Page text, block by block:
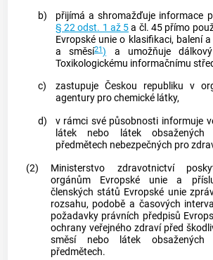
b)
přijímá a shromažďuje informace
§ 22 odst. 1 až 5a čl. 45 přímo
Evropské unie o klasifikaci, balení
a směsí21) a umožňuje
Toxikologickému informačnímu
c)
zastupuje Českou republiku v
agentury pro chemické látky,
d)
v rámci své působnosti informuje
látek nebo látek
předmětech nebezpečných pro
(2)
Ministerstvo zdravotnictví
orgánům Evropské unie a
členských států Evropské unie
rozsahu, podobě a časových
požadavky právních předpisů
ochrany veřejného zdraví před
směsí nebo látek
předmětech.